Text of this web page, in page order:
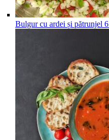
Bulgur cu ardei și pătrunjel 6